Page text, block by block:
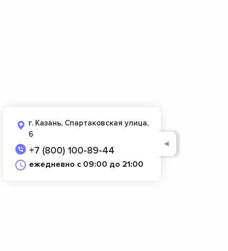
г. Казань, Спартаковская улица,
6
+7 (800) 100-89-44
ежедневно с 09:00 до 21:00
◄